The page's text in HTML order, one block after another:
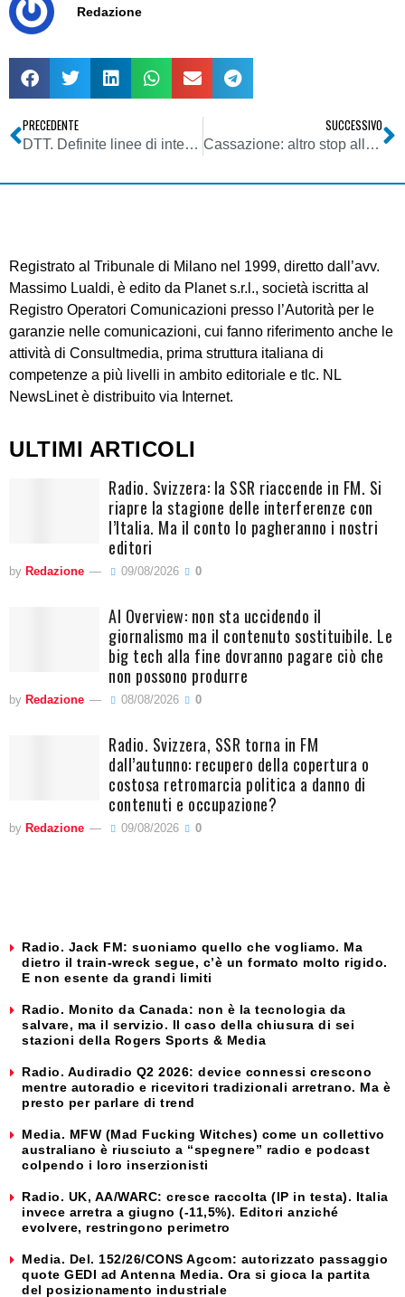
Redazione
PRECEDENTE
DTT. Definite linee di intervento per contributi a fondo perduto a PMI lombarde in vista switch-off
SUCCESSIVO
Cassazione: altro stop all’utilizzo disinvolto della figura dell’abuso del diritto
Registrato al Tribunale di Milano nel 1999, diretto dall’avv.
Massimo Lualdi, è edito da Planet s.r.l., società iscritta al
Registro Operatori Comunicazioni presso l’Autorità per le
garanzie nelle comunicazioni, cui fanno riferimento anche le
attività di Consultmedia, prima struttura italiana di
competenze a più livelli in ambito editoriale e tlc. NL
NewsLinet è distribuito via Internet.
ULTIMI ARTICOLI
Radio. Svizzera: la SSR riaccende in FM. Si
riapre la stagione delle interferenze con
l’Italia. Ma il conto lo pagheranno i nostri
editori
by Redazione 09/08/2026 0
AI Overview: non sta uccidendo il
giornalismo ma il contenuto sostituibile. Le
big tech alla fine dovranno pagare ciò che
non possono produrre
by Redazione 08/08/2026 0
Radio. Svizzera, SSR torna in FM
dall’autunno: recupero della copertura o
costosa retromarcia politica a danno di
contenuti e occupazione?
by Redazione 09/08/2026 0
Radio. Jack FM: suoniamo quello che vogliamo. Ma
dietro il train-wreck segue, c’è un formato molto rigido.
E non esente da grandi limiti
Radio. Monito da Canada: non è la tecnologia da
salvare, ma il servizio. Il caso della chiusura di sei
stazioni della Rogers Sports & Media
Radio. Audiradio Q2 2026: device connessi crescono
mentre autoradio e ricevitori tradizionali arretrano. Ma è
presto per parlare di trend
Media. MFW (Mad Fucking Witches) come un collettivo
australiano è riusciuto a “spegnere” radio e podcast
colpendo i loro inserzionisti
Radio. UK, AA/WARC: cresce raccolta (IP in testa). Italia
invece arretra a giugno (-11,5%). Editori anziché
evolvere, restringono perimetro
Media. Del. 152/26/CONS Agcom: autorizzato passaggio
quote GEDI ad Antenna Media. Ora si gioca la partita
del posizionamento industriale